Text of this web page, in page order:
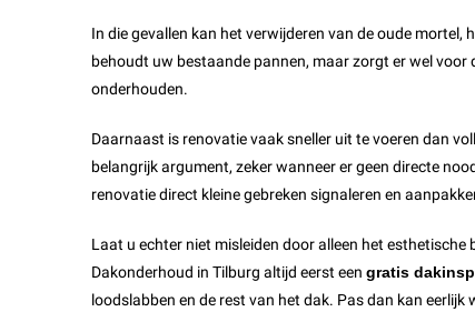
In die gevallen kan het verwijderen van de oude
behoudt uw bestaande pannen, maar zorgt er wel
onderhouden.
Daarnaast is renovatie vaak sneller uit te voeren dan
belangrijk argument, zeker wanneer er geen directe
renovatie direct kleine gebreken signaleren en
Laat u echter niet misleiden door alleen het
Dakonderhoud in Tilburg altijd eerst een gratis
loodslabben en de rest van het dak. Pas dan kan